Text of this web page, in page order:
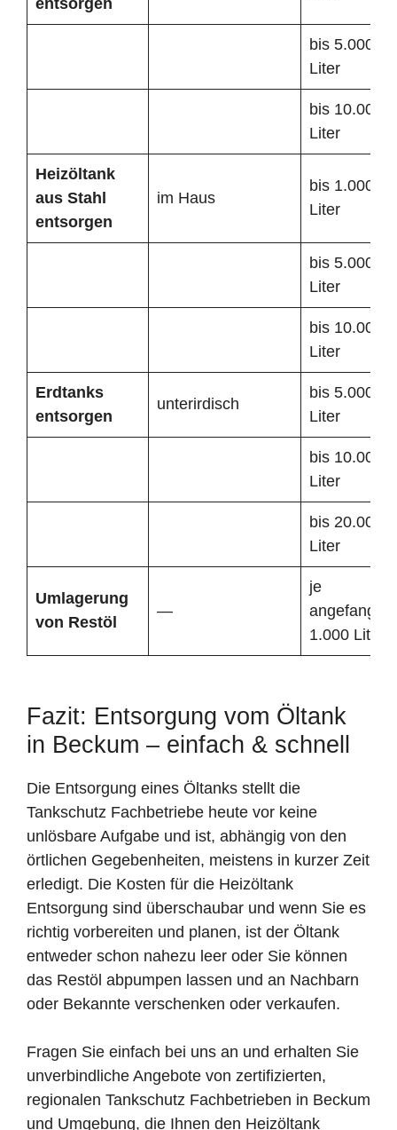
bis 5.000
Liter
bis 10.000
Liter
Heizöltank
aus Stahl
entsorgen
im Haus
bis 1.000
Liter
bis 5.000
Liter
bis 10.000
Liter
Erdtanks
entsorgen
unterirdisch
bis 5.000
Liter
bis 10.000
Liter
bis 20.000
Liter
Umlagerung
von Restöl
—
je
1.000 Liter
Fazit: Entsorgung vom Öltank
in Beckum – einfach & schnell
Die Entsorgung eines Öltanks stellt die
Tankschutz Fachbetriebe heute vor keine
unlösbare Aufgabe und ist, abhängig von den
örtlichen Gegebenheiten, meistens in kurzer Zeit
erledigt. Die Kosten für die Heizöltank
Entsorgung sind überschaubar und wenn Sie es
richtig vorbereiten und planen, ist der Öltank
entweder schon nahezu leer oder Sie können
das Restöl abpumpen lassen und an Nachbarn
oder Bekannte verschenken oder verkaufen.
Fragen Sie einfach bei uns an und erhalten Sie
unverbindliche Angebote von zertifizierten,
regionalen Tankschutz Fachbetrieben in Beckum
und Umgebung, die Ihnen den Heizöltank